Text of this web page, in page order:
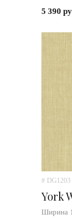
5 390
# DG1203
York
Ширина